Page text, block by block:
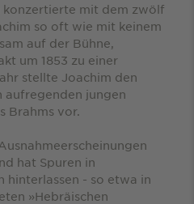
konzertierte mit dem zwölf
so oft wie mit keinem
auf der Bühne,
um 1853 zu einer
stellte Joachim den
aufregenden jungen
Brahms vor.
hat Spuren in
hinterlassen - so etwa in
»Hebräischen